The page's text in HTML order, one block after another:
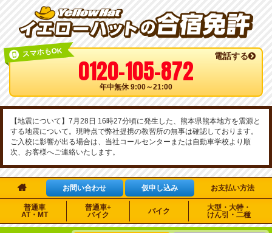
スマホもOK 電話する
0120-105-872
年中無休 9:00～21:00
【地震について】7月28日 16時27分頃に発生した、熊本県熊本地方を震源と
する地震について。現時点で弊社提携の教習所の無事は確認しております。
ご入校に影響が出る場合は、当社コールセンターまたは自動車学校より順
次、お客様へご連絡いたします。
 お問い合わせ 仮申し込み お支払い方法
普通車
AT・MT
普通車+
バイク
バイク
大型・大特・
けん引・二種